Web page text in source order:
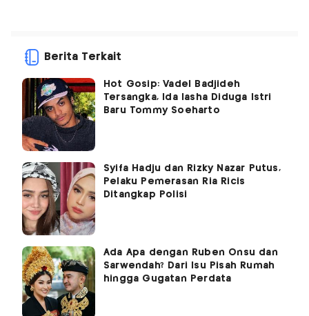
Berita Terkait
Hot Gosip: Vadel Badjideh
Tersangka, Ida Iasha Diduga Istri
Baru Tommy Soeharto
Syifa Hadju dan Rizky Nazar Putus,
Pelaku Pemerasan Ria Ricis
Ditangkap Polisi
Ada Apa dengan Ruben Onsu dan
Sarwendah? Dari Isu Pisah Rumah
hingga Gugatan Perdata